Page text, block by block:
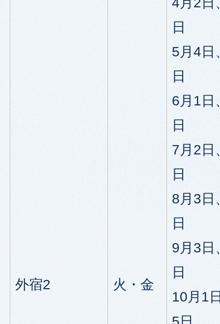
外宿2 火・金
日
5月4日
日
6月1日
日
7月2日
日
8月3日
日
9月3日
日
10月1